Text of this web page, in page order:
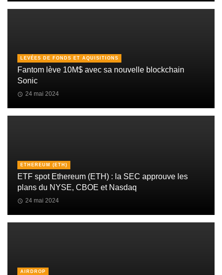
LEVÉES DE FONDS ET AQUISITIONS
Fantom lève 10M$ avec sa nouvelle blockchain
Sonic
24 mai 2024
ETHEREUM (ETH)
ETF spot Ethereum (ETH) : la SEC approuve les
plans du NYSE, CBOE et Nasdaq
24 mai 2024
AIRDROP